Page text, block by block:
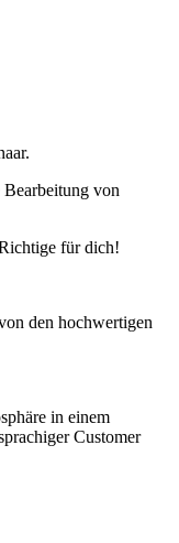
von
für dich!
den hochwertigen
in einem
Customer